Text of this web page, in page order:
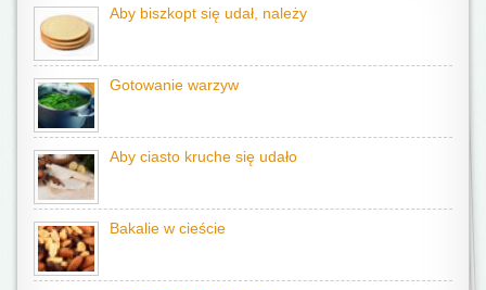
Aby biszkopt się udał, należy
Gotowanie warzyw
Aby ciasto kruche się udało
Bakalie w cieście